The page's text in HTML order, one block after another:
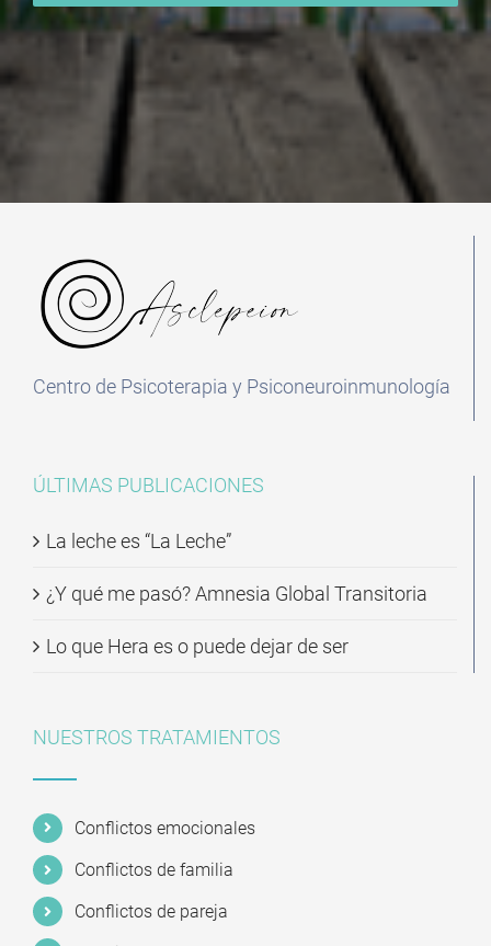
Centro de Psicoterapia y Psiconeuroinmunología
ÚLTIMAS PUBLICACIONES
La leche es “La Leche”
¿Y qué me pasó? Amnesia Global Transitoria
Lo que Hera es o puede dejar de ser
NUESTROS TRATAMIENTOS
Conflictos emocionales
Conflictos de familia
Conflictos de pareja